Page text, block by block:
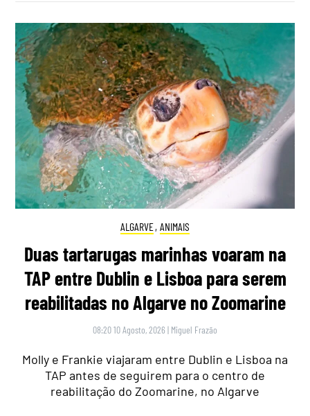
ALGARVE, ANIMAIS
Duas tartarugas marinhas voaram na
TAP entre Dublin e Lisboa para serem
reabilitadas no Algarve no Zoomarine
08:20 10 Agosto, 2026 | Miguel Frazão
Molly e Frankie viajaram entre Dublin e Lisboa na
TAP antes de seguirem para o centro de
reabilitação do Zoomarine, no Algarve